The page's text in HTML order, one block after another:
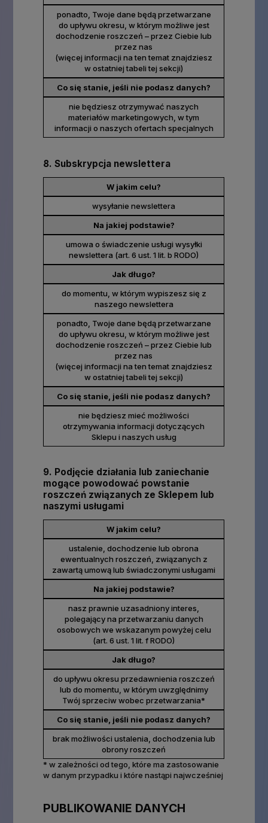
ponadto, Twoje dane będą przetwarzane
do upływu okresu, w którym możliwe jest
dochodzenie roszczeń – przez Ciebie lub
przez nas
(więcej informacji na ten temat znajdziesz
w ostatniej tabeli tej sekcji)
Co się stanie, jeśli nie podasz danych?
nie będziesz otrzymywać naszych
materiałów marketingowych, w tym
informacji o naszych ofertach specjalnych
8. Subskrypcja newslettera
W jakim celu?
wysyłanie newslettera
Na jakiej podstawie?
umowa o świadczenie usługi wysyłki
newslettera (art. 6 ust. 1 lit. b RODO)
Jak długo?
do momentu, w którym wypiszesz się z
naszego newslettera
ponadto, Twoje dane będą przetwarzane
do upływu okresu, w którym możliwe jest
dochodzenie roszczeń – przez Ciebie lub
przez nas
(więcej informacji na ten temat znajdziesz
w ostatniej tabeli tej sekcji)
Co się stanie, jeśli nie podasz danych?
nie będziesz mieć możliwości
otrzymywania informacji dotyczących
Sklepu i naszych usług
9. Podjęcie działania lub zaniechanie
mogące powodować powstanie
roszczeń związanych ze Sklepem lub
naszymi usługami
W jakim celu?
ustalenie, dochodzenie lub obrona
ewentualnych roszczeń, związanych z
zawartą umową lub świadczonymi usługami
Na jakiej podstawie?
nasz prawnie uzasadniony interes,
polegający na przetwarzaniu danych
osobowych we wskazanym powyżej celu
(art. 6 ust. 1 lit. f RODO)
Jak długo?
do upływu okresu przedawnienia roszczeń
lub do momentu, w którym uwzględnimy
Twój sprzeciw wobec przetwarzania*
Co się stanie, jeśli nie podasz danych?
brak możliwości ustalenia, dochodzenia lub
obrony roszczeń
* w zależności od tego, które ma zastosowanie
w danym przypadku i które nastąpi najwcześniej
PUBLIKOWANIE DANYCH